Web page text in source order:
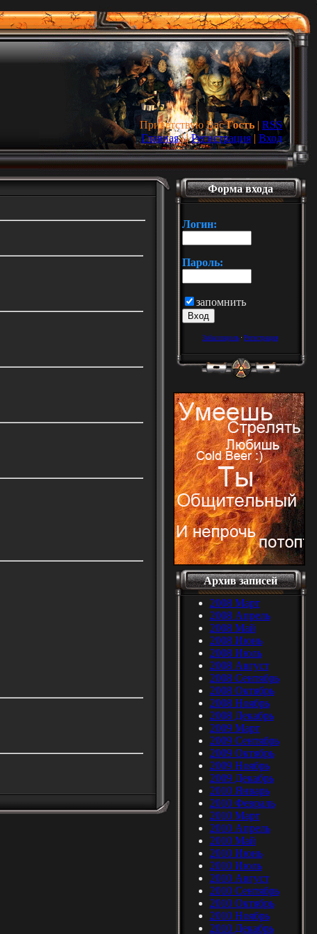
Приветствую Вас Гость | RSS
Главная||Регистрация| Вход
Форма входа
Логин:
Пароль:
запомнить
Забыл пароль · Регистрация
Архив записей
2008 Март
2008 Апрель
2008 Май
2008 Июнь
2008 Июль
2008 Август
2008 Сентябрь
2008 Октябрь
2008 Ноябрь
2008 Декабрь
2009 Март
2009 Сентябрь
2009 Октябрь
2009 Ноябрь
2009 Декабрь
2010 Январь
2010 Февраль
2010 Март
2010 Апрель
2010 Май
2010 Июнь
2010 Июль
2010 Август
2010 Сентябрь
2010 Октябрь
2010 Ноябрь
2010 Декабрь